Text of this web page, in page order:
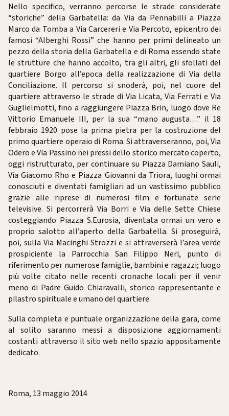
Nello specifico, verranno percorse le strade considerate
“storiche” della Garbatella: da Via da Pennabilli a Piazza
Marco da Tomba a Via Carcereri e Via Percoto, epicentro dei
famosi “Alberghi Rossi” che hanno per primi delineato un
pezzo della storia della Garbatella e di Roma essendo state
le strutture che hanno accolto, tra gli altri, gli sfollati del
quartiere Borgo all’epoca della realizzazione di Via della
Conciliazione. Il percorso si snoderà, poi, nel cuore del
quartiere attraverso le strade di Via Licata, Via Ferrati e Via
Guglielmotti, fino a raggiungere Piazza Brin, luogo dove Re
Vittorio Emanuele III, per la sua “mano augusta…” il 18
febbraio 1920 pose la prima pietra per la costruzione del
primo quartiere operaio di Roma. Si attraverseranno, poi, Via
Odero e Via Passino nei pressi dello storico mercato coperto,
oggi ristrutturato, per continuare su Piazza Damiano Sauli,
Via Giacomo Rho e Piazza Giovanni da Triora, luoghi ormai
conosciuti e diventati famigliari ad un vastissimo pubblico
grazie alle riprese di numerosi film e fortunate serie
televisive. Si percorrerà Via Borri e Via delle Sette Chiese
costeggiando Piazza S.Eurosia, diventata ormai un vero e
proprio salotto all’aperto della Garbatella. Si proseguirà,
poi, sulla Via Macinghi Strozzi e si attraverserà l’area verde
prospiciente la Parrocchia San Filippo Neri, punto di
riferimento per numerose famiglie, bambini e ragazzi; luogo
più volte citato nelle recenti cronache locali per il venir
meno di Padre Guido Chiaravalli, storico rappresentante e
pilastro spirituale e umano del quartiere.
Sulla completa e puntuale organizzazione della gara, come
al solito saranno messi a disposizione aggiornamenti
costanti attraverso il sito web nello spazio appositamente
dedicato.
Roma, 13 maggio 2014